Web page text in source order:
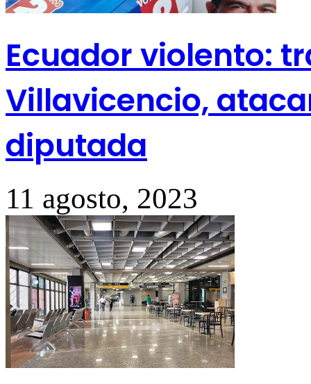
Ecuador violento:
Villavicencio,
diputada
11 agosto, 2023